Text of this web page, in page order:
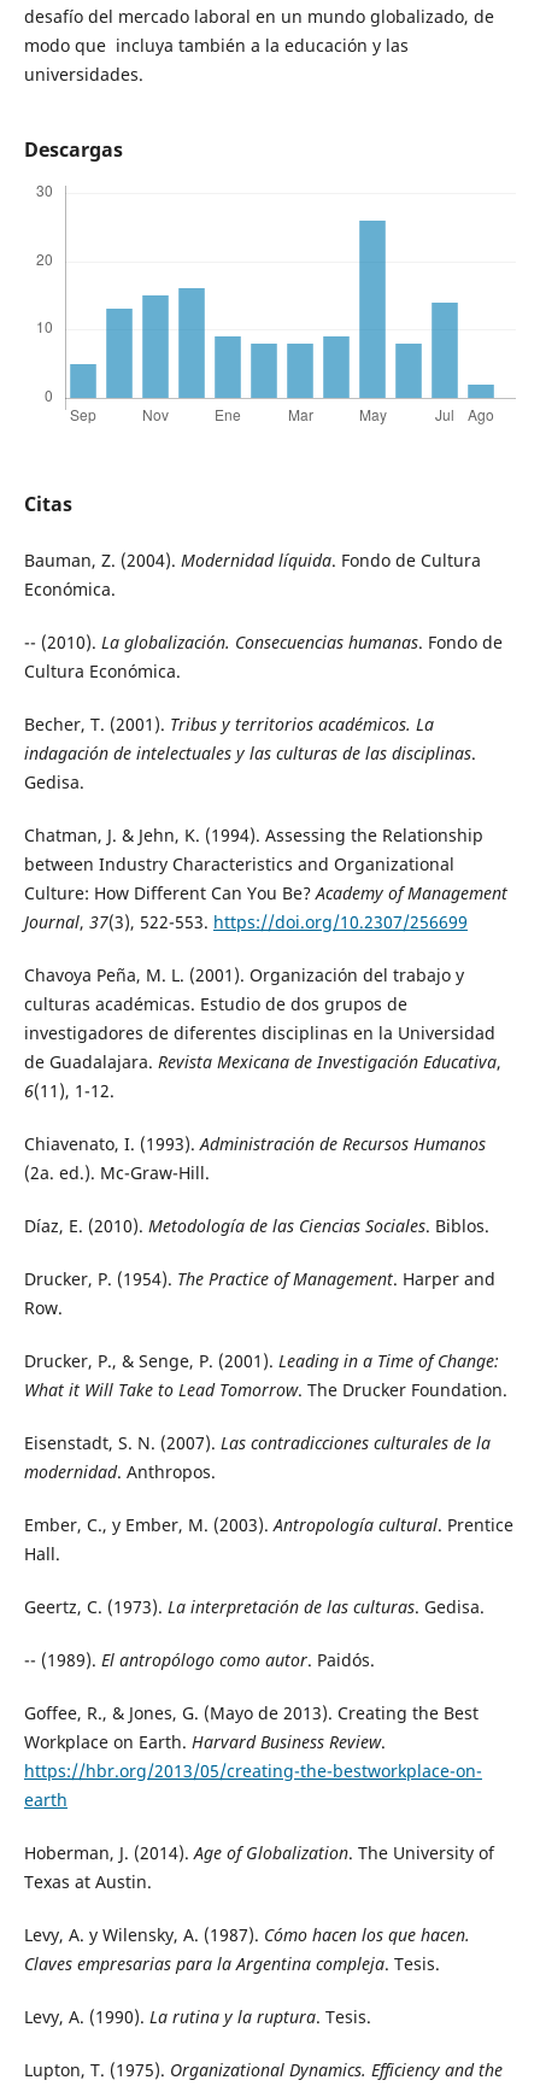
desafío del mercado laboral en un mundo globalizado, de
modo que incluya también a la educación y las
universidades.
Descargas
Citas
Bauman, Z. (2004). Modernidad líquida. Fondo de Cultura
Económica.
-- (2010). La globalización. Consecuencias humanas. Fondo de
Cultura Económica.
Becher, T. (2001). Tribus y territorios académicos. La
indagación de intelectuales y las culturas de las disciplinas.
Gedisa.
Chatman, J. & Jehn, K. (1994). Assessing the Relationship
between Industry Characteristics and Organizational
Culture: How Different Can You Be?Academy of Management
Journal, 37(3), 522-553. https://doi.org/10.2307/256699
Chavoya Peña, M. L. (2001). Organización del trabajo y
culturas académicas. Estudio de dos grupos de
investigadores de diferentes disciplinas en la Universidad
de Guadalajara. Revista Mexicana de Investigación Educativa,
6(11), 1-12.
Chiavenato, I. (1993).Administración de Recursos Humanos
(2a. ed.). Mc-Graw-Hill.
Díaz, E. (2010). Metodología de las Ciencias Sociales. Biblos.
Drucker, P. (1954). The Practice of Management. Harper and
Row.
Drucker, P., & Senge, P. (2001). Leading in a Time of Change:
What it Will Take to Lead Tomorrow. The Drucker Foundation.
Eisenstadt, S. N. (2007). Las contradicciones culturales de la
modernidad. Anthropos.
Ember, C., y Ember, M. (2003).Antropología cultural. Prentice
Hall.
Geertz, C. (1973). La interpretación de las culturas. Gedisa.
-- (1989). El antropólogo como autor. Paidós.
Goffee, R., & Jones, G. (Mayo de 2013). Creating the Best
Workplace on Earth. Harvard Business Review.
https://hbr.org/2013/05/creating-the-bestworkplace-on-
earth
Hoberman, J. (2014).Age of Globalization. The University of
Texas at Austin.
Levy, A. y Wilensky, A. (1987). Cómo hacen los que hacen.
Claves empresarias para la Argentina compleja. Tesis.
Levy, A. (1990). La rutina y la ruptura. Tesis.
Lupton, T. (1975). Organizational Dynamics. Efficiency and the